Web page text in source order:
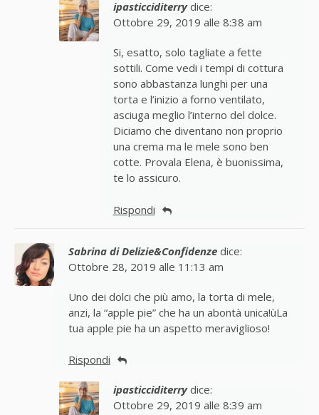
ipasticciditerry dice:
Ottobre 29, 2019 alle 8:38 am
Si, esatto, solo tagliate a fette
sottili. Come vedi i tempi di cottura
sono abbastanza lunghi per una
torta e l’inizio a forno ventilato,
asciuga meglio l’interno del dolce.
Diciamo che diventano non proprio
una crema ma le mele sono ben
cotte. Provala Elena, è buonissima,
te lo assicuro.
Rispondi
Sabrina di Delizie&Confidenze dice:
Ottobre 28, 2019 alle 11:13 am
Uno dei dolci che più amo, la torta di mele,
anzi, la “apple pie” che ha un abontà unica!ùLa
tua apple pie ha un aspetto meraviglioso!
Rispondi
ipasticciditerry dice:
Ottobre 29, 2019 alle 8:39 am